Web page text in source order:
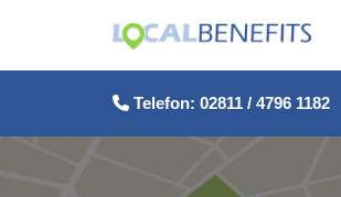
Telefon: 02811 / 4796 1182